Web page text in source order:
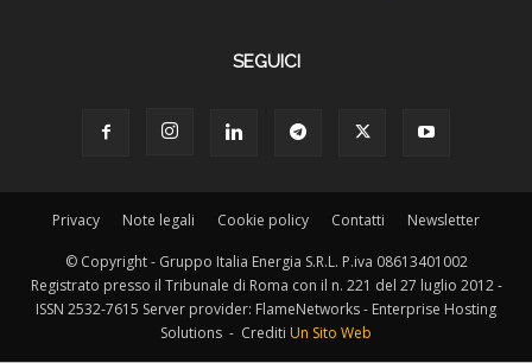
SEGUICI
Privacy Note legali Cookie policy Contatti Newsletter
© Copyright - Gruppo Italia Energia S.R.L. P.iva 08613401002
Registrato presso il Tribunale di Roma con il n. 221 del 27 luglio 2012 -
ISSN 2532-7615 Server provider: FlameNetworks - Enterprise Hosting
Solutions - Crediti Un Sito Web